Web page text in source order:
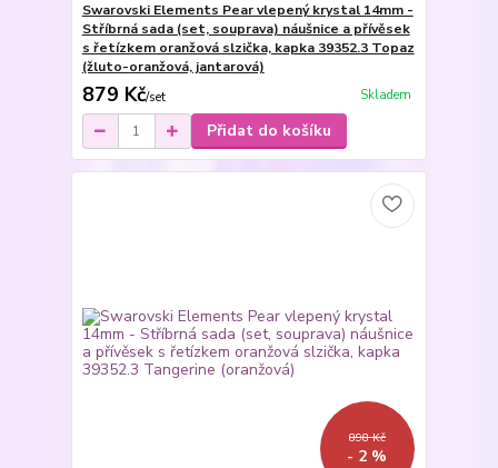
Swarovski Elements Pear vlepený krystal 14mm -
Stříbrná sada (set, souprava) náušnice a přívěsek
s řetízkem oranžová slzička, kapka 39352.3 Topaz
(žluto-oranžová, jantarová)
879 Kč/set Skladem
Přidat do košíku
898 Kč
- 2 %